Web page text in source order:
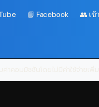
📘 Facebook 👥 เข้